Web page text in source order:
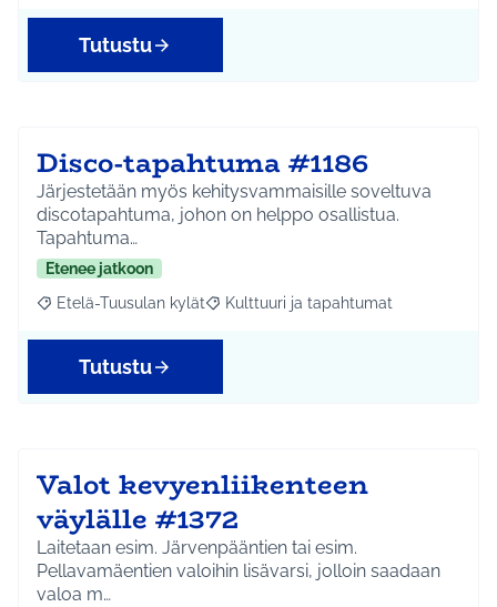
Tutustu
Disco-tapahtuma #1186
Järjestetään myös kehitysvammaisille soveltuva
discotapahtuma, johon on helppo osallistua.
Tapahtuma…
Etenee jatkoon
Rajaa tulokset aihepiirin mukaan: Etelä-Tuusulan kylät
Etelä-Tuusulan kylät Rajaa tulokset teeman mukaan:
Kulttuuri ja tapahtumat
Tutustu
Valot kevyenliikenteen
väylälle #1372
Laitetaan esim. Järvenpääntien tai esim.
Pellavamäentien valoihin lisävarsi, jolloin saadaan
valoa m…